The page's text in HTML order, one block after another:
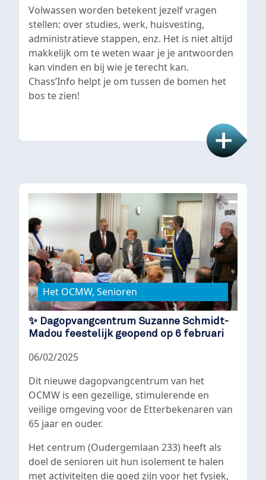
Volwassen worden betekent jezelf vragen
stellen: over studies, werk, huisvesting,
administratieve stappen, enz. Het is niet altijd
makkelijk om te weten waar je je antwoorden
kan vinden en bij wie je terecht kan.
Chass’Info helpt je om tussen de bomen het
bos te zien!
Het OCMW, Senioren
✨ Dagopvangcentrum Suzanne Schmidt-
Madou feestelijk geopend op 6 februari
06/02/2025
Dit nieuwe dagopvangcentrum van het
OCMW is een gezellige, stimulerende en
veilige omgeving voor de Etterbekenaren van
65 jaar en ouder.
Het centrum (Oudergemlaan 233) heeft als
doel de senioren uit hun isolement te halen
met activiteiten die goed zijn voor het fysiek,